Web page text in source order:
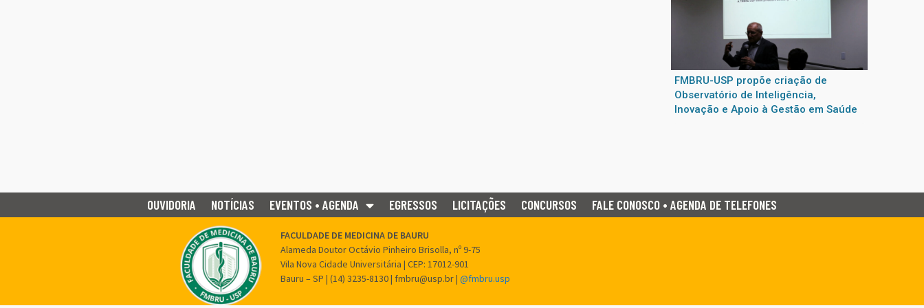
FMBRU-USP propõe criação de
Observatório de Inteligência,
Inovação e Apoio à Gestão em Saúde
OUVIDORIA NOTÍCIAS EVENTOS • AGENDA EGRESSOS LICITAÇÕES CONCURSOS FALE CONOSCO • AGENDA DE TELEFONES
FACULDADE DE MEDICINA DE BAURU
Alameda Doutor Octávio Pinheiro Brisolla, nº 9-75
Vila Nova Cidade Universitária | CEP: 17012-901
Bauru – SP | (14) 3235-8130 | fmbru@usp.br |@fmbru.usp